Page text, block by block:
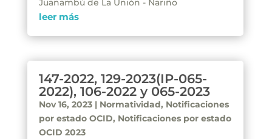
Juanambú de La Unión - Nariño
leer más
147-2022, 129-2023(IP-065-
2022), 106-2022 y 065-2023
Nov 16, 2023| Normatividad, Notificaciones
por estado OCID, Notificaciones por estado
OCID 2023